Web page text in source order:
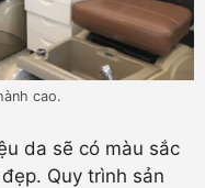
cao.
da sẽ có màu sắc
Quy trình sản